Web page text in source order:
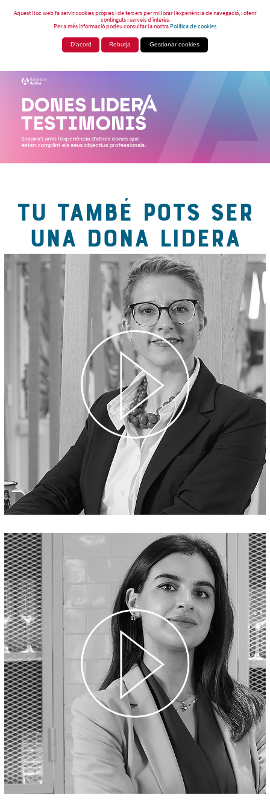
Aquest lloc web fa servir cookies pròpies i de tercers per millorar l’experiència de navegació, i oferir
continguts i serveis d’interès.
Per a més informació podeu consultar la nostraPolítica de cookies
D'acord Rebutja Gestionar cookies
TU TAMBÉ POTS SER
UNA DONA LIDERA